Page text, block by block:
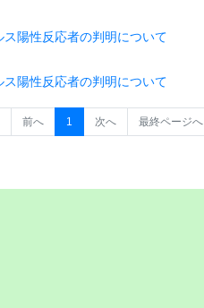
陽性反応者の判明について
陽性反応者の判明について
前へ 1 次へ 最終ページへ